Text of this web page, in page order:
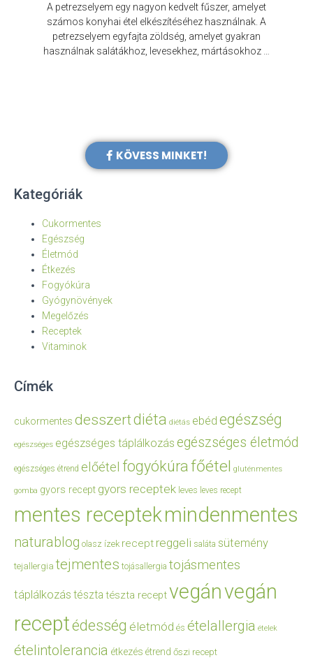
A petrezselyem egy nagyon kedvelt fűszer, amelyet
számos konyhai étel elkészítéséhez használnak. A
petrezselyem egyfajta zöldség, amelyet gyakran
használnak salátákhoz, levesekhez, mártásokhoz …
KÖVESS MINKET!
Kategóriák
Cukormentes
Egészség
Életmód
Étkezés
Fogyókúra
Gyógynövények
Megelőzés
Receptek
Vitaminok
Címék
cukormentes desszertdiéta diétás ebéd egészség
egészséges egészséges táplálkozás egészséges életmód
egészséges étrend előétel fogyókúrafőétel gluténmentes
gomba gyors recept gyors receptek leves leves recept
mentes receptekmindenmentes
naturablog olasz ízek recept reggeli saláta sütemény
tejallergia tejmentes tojásallergia tojásmentes
táplálkozás tészta tészta receptvegánvegán
receptédesség életmód és ételallergia ételek
ételintolerancia étkezés étrend őszi recept